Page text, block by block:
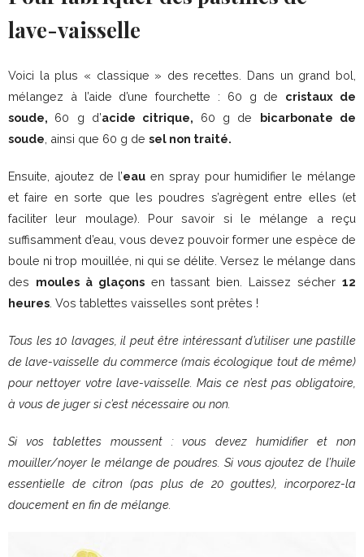
lave-vaisselle
Voici la plus « classique » des recettes. Dans un grand bol,
mélangez à l’aide d’une fourchette : 60 g de cristaux de
soude, 60 g d’acide citrique, 60 g de bicarbonate de
soude , ainsi que 60 g de sel non traité.
Ensuite, ajoutez de l’eau en spray pour humidifier le mélange
et faire en sorte que les poudres s’agrègent entre elles (et
faciliter leur moulage). Pour savoir si le mélange a reçu
suffisamment d’eau, vous devez pouvoir former une espèce de
boule ni trop mouillée, ni qui se délite. Versez le mélange dans
des moules à glaçonsen tassant bien. Laissez sécher12
heures . Vos tablettes vaisselles sont prêtes !
Tous les 10 lavages, il peut être intéressant d’utiliser une pastille
de lave-vaisselle du commerce (mais écologique tout de même)
pour nettoyer votre lave-vaisselle. Mais ce n’est pas obligatoire,
à vous de juger si c’est nécessaire ou non.
Si vos tablettes moussent : vous devez humidifier et non
mouiller/noyer le mélange de poudres. Si vous ajoutez de l’huile
essentielle de citron (pas plus de 20 gouttes), incorporez-la
doucement en fin de mélange.